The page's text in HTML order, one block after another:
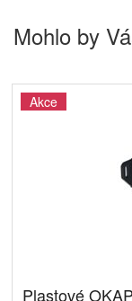
Mohlo by
Akce
Plastové